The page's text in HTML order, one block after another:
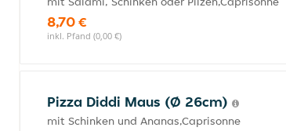
8,70 €
inkl. Pfand (0,00 €)
Pizza Diddi Maus (Ø 26cm)
mit Schinken und Ananas,Caprisonne